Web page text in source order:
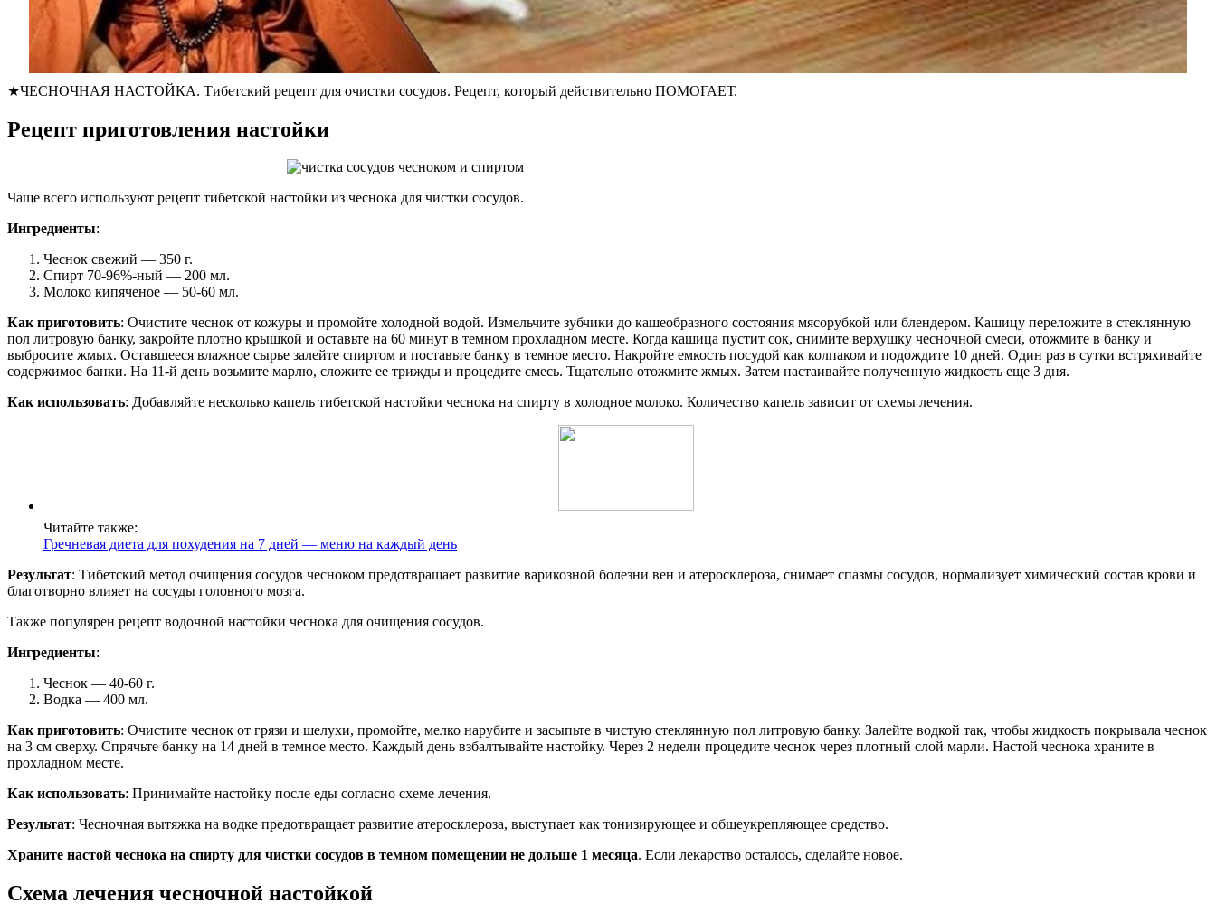
★ЧЕСНОЧНАЯ НАСТОЙКА. Тибетский рецепт для очистки сосудов. Рецепт, который действительно ПОМОГАЕТ.
Рецепт приготовления настойки
Чаще всего используют рецепт тибетской настойки из чеснока для чистки сосудов.
Ингредиенты:
Чеснок свежий — 350 г.
Спирт 70-96%-ный — 200 мл.
Молоко кипяченое — 50-60 мл.
Как приготовить: Очистите чеснок от кожуры и промойте холодной водой. Измельчите зубчики до кашеобразного состояния мясорубкой или блендером. Кашицу переложите в стеклянную
пол литровую банку, закройте плотно крышкой и оставьте на 60 минут в темном прохладном месте. Когда кашица пустит сок, снимите верхушку чесночной смеси, отожмите в банку и
выбросите жмых. Оставшееся влажное сырье залейте спиртом и поставьте банку в темное место. Накройте емкость посудой как колпаком и подождите 10 дней. Один раз в сутки встряхивайте
содержимое банки. На 11-й день возьмите марлю, сложите ее трижды и процедите смесь. Тщательно отожмите жмых. Затем настаивайте полученную жидкость еще 3 дня.
Как использовать: Добавляйте несколько капель тибетской настойки чеснока на спирту в холодное молоко. Количество капель зависит от схемы лечения.
Читайте также:
Гречневая диета для похудения на 7 дней — меню на каждый день
Результат: Тибетский метод очищения сосудов чесноком предотвращает развитие варикозной болезни вен и атеросклероза, снимает спазмы сосудов, нормализует химический состав крови и
благотворно влияет на сосуды головного мозга.
Также популярен рецепт водочной настойки чеснока для очищения сосудов.
Ингредиенты:
Чеснок — 40-60 г.
Водка — 400 мл.
Как приготовить: Очистите чеснок от грязи и шелухи, промойте, мелко нарубите и засыпьте в чистую стеклянную пол литровую банку. Залейте водкой так, чтобы жидкость покрывала чеснок
на 3 см сверху. Спрячьте банку на 14 дней в темное место. Каждый день взбалтывайте настойку. Через 2 недели процедите чеснок через плотный слой марли. Настой чеснока храните в
прохладном месте.
Как использовать: Принимайте настойку после еды согласно схеме лечения.
Результат: Чесночная вытяжка на водке предотвращает развитие атеросклероза, выступает как тонизирующее и общеукрепляющее средство.
Храните настой чеснока на спирту для чистки сосудов в темном помещении не дольше 1 месяца. Если лекарство осталось, сделайте новое.
Схема лечения чесночной настойкой